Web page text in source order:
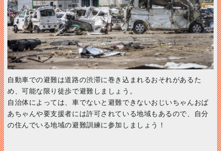
自動車での避難は道路の渋滞に巻き込まれるおそれがあるた
め、可能な限り徒歩で避難しましょう。
自治体によっては、車でないと避難できないおじいちゃんおば
あちゃんや要支援者には許可されている地域もあるので、自分
の住んでいる地域の避難訓練に参加しましょう！